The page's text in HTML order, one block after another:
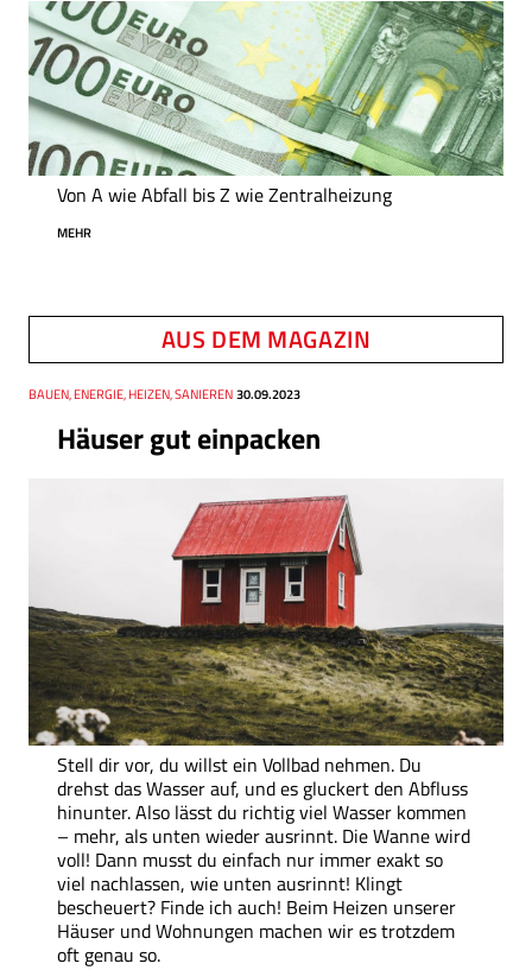
Von A wie Abfall bis Z wie Zentralheizung
MEHR
AUS DEM MAGAZIN
Häuser gut einpacken
Thema
BAUEN, ENERGIE, HEIZEN, SANIEREN
Datum 30.09.2023
Stell dir vor, du willst ein Vollbad nehmen. Du
drehst das Wasser auf, und es gluckert den Abfluss
hinunter. Also lässt du richtig viel Wasser kommen
– mehr, als unten wieder ausrinnt. Die Wanne wird
voll! Dann musst du einfach nur immer exakt so
viel nachlassen, wie unten ausrinnt! Klingt
bescheuert? Finde ich auch! Beim Heizen unserer
Häuser und Wohnungen machen wir es trotzdem
oft genau so.